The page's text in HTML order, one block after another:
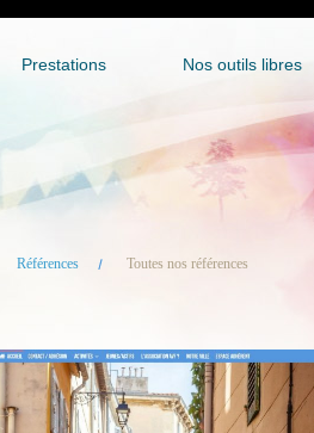
Prestations Nos outils libres
Références Toutes nos références